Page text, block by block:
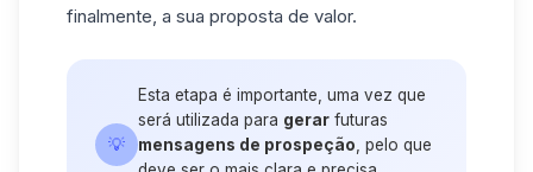
finalmente, a sua proposta de valor.
💡
Esta etapa é importante, uma vez que
será utilizada para gerar futuras
mensagens de prospeção , pelo que